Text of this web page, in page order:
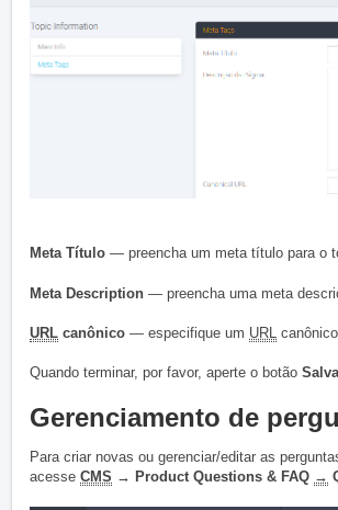
Meta Título — preencha um meta título para o
Meta Description — preencha uma meta
URL canônico — especifique um URL
Quando terminar, por favor, aperte o botão
Gerenciamento de
Para criar novas ou gerenciar/editar as
acesse CMS → Product Questions & FAQ →